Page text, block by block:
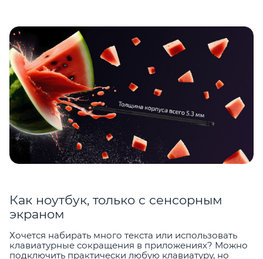
Как ноутбук, только с сенсорным
экраном
Хочется набирать много текста или использовать
клавиатурные сокращения в приложениях? Можно
подключить практически любую клавиатуру, но